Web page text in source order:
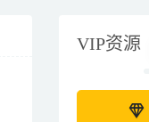
VIP资源